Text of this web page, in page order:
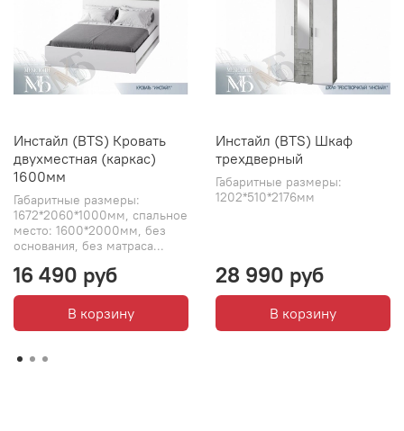
Инстайл (BTS) Кровать
двухместная (каркас)
1600мм
Габаритные размеры:
1672*2060*1000мм, спальное
место: 1600*2000мм, без
основания, без матраса...
16 490 руб
В корзину
Инстайл (BTS) Шкаф
трехдверный
Габаритные размеры:
1202*510*2176мм
28 990 руб
В корзину